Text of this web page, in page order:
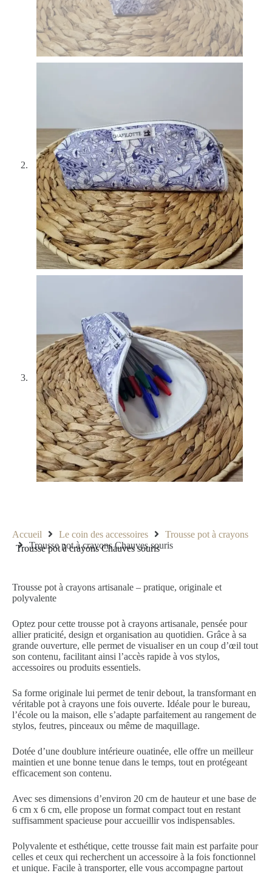
Accueil Le coin des accessoires
Trousse pot à crayons
Trousse pot à crayons Chauves souris
Trousse pot à crayons Chauves souris
Trousse pot à crayons artisanale – pratique, originale et
polyvalente
Optez pour cette trousse pot à crayons artisanale, pensée pour
allier praticité, design et organisation au quotidien. Grâce à sa
grande ouverture, elle permet de visualiser en un coup d’œil tout
son contenu, facilitant ainsi l’accès rapide à vos stylos,
accessoires ou produits essentiels.
Sa forme originale lui permet de tenir debout, la transformant en
véritable pot à crayons une fois ouverte. Idéale pour le bureau,
l’école ou la maison, elle s’adapte parfaitement au rangement de
stylos, feutres, pinceaux ou même de maquillage.
Dotée d’une doublure intérieure ouatinée, elle offre un meilleur
maintien et une bonne tenue dans le temps, tout en protégeant
efficacement son contenu.
Avec ses dimensions d’environ 20 cm de hauteur et une base de
6 cm x 6 cm, elle propose un format compact tout en restant
suffisamment spacieuse pour accueillir vos indispensables.
Polyvalente et esthétique, cette trousse fait main est parfaite pour
celles et ceux qui recherchent un accessoire à la fois fonctionnel
et unique. Facile à transporter, elle vous accompagne partout